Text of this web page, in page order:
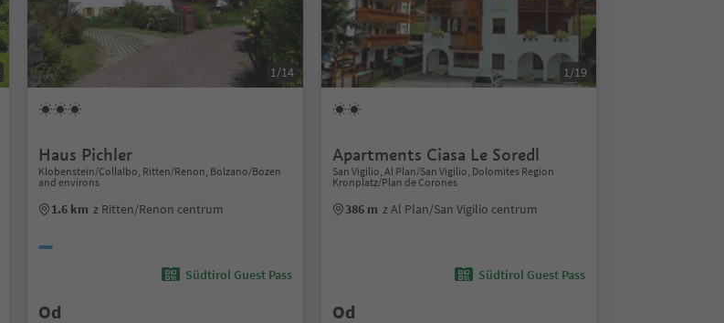
1/14
Haus Pichler
Klobenstein/Collalbo, Ritten/Renon, Bolzano/Bozen
and environs
1.6 km z Ritten/Renon centrum
Südtirol Guest Pass
Od
1/19
Apartments Ciasa Le Soredl
San Vigilio, Al Plan/San Vigilio, Dolomites Region
Kronplatz/Plan de Corones
386 m z Al Plan/San Vigilio centrum
Südtirol Guest Pass
Od